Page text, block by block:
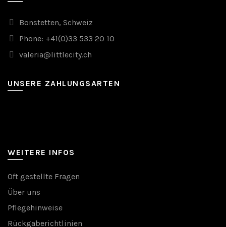
Bonstetten, Schweiz
Phone: +41(0)33 533 20 10
valeria@littlecity.ch
UNSERE ZAHLUNGSARTEN
WEITERE INFOS
Oft gestellte Fragen
Über uns
Pflegehinweise
Rückgaberichtlinien